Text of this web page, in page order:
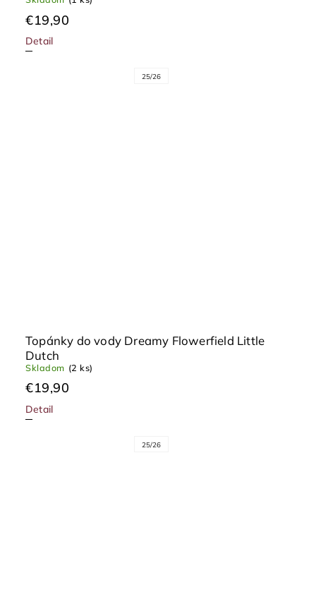
€19,90
Detail
25/26
Topánky do vody Dreamy Flowerfield Little
Dutch
Skladom (2 ks)
€19,90
Detail
25/26